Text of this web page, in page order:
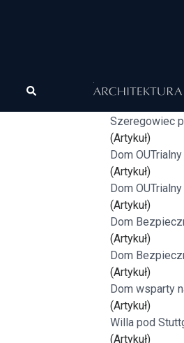
domy jednorodzinne
Projekty
Szeregowiec
(Artykuł)
Dom OUTrialny
(Artykuł)
Dom
(Artykuł)
Dom
(Artykuł)
Dom
(Artykuł)
Dom wsparty
(Artykuł)
Willa pod
(Artykuł)